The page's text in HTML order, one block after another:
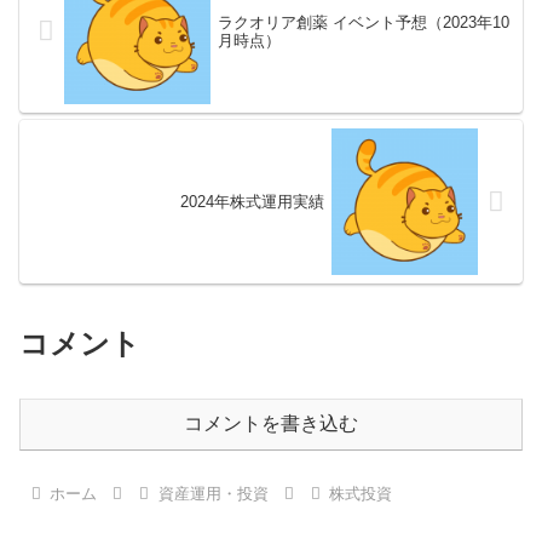
ラクオリア創薬 イベント予想（2023年10
月時点）
2024年株式運用実績
コメント
コメントを書き込む
ホーム 資産運用・投資 株式投資